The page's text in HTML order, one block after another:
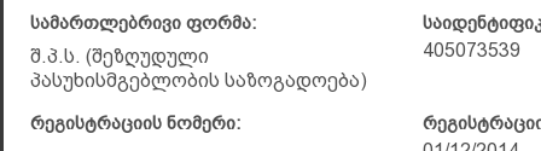
სამართლებრივი ფორმა:
შ.პ.ს. (შეზღუდული
პასუხისმგებლობის საზოგადოება)
405073539
რეგისტრაციის ნომერი: